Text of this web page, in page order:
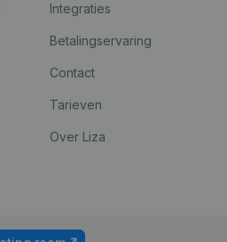
Integraties
Betalingservaring
Contact
Tarieven
Over Liza